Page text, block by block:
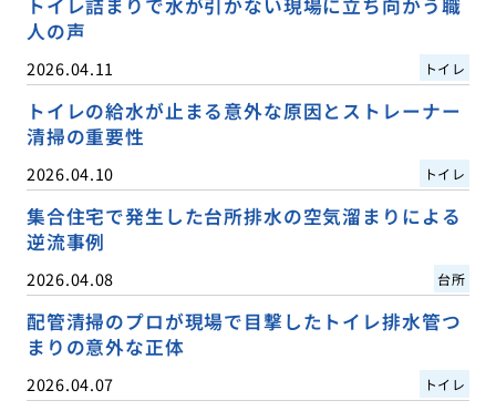
人の声
2026.04.11 トイレ
トイレの給水が止まる意外な原因とストレーナー
清掃の重要性
2026.04.10 トイレ
集合住宅で発生した台所排水の空気溜まりによる
逆流事例
2026.04.08 台所
配管清掃のプロが現場で目撃したトイレ排水管つ
まりの意外な正体
2026.04.07 トイレ